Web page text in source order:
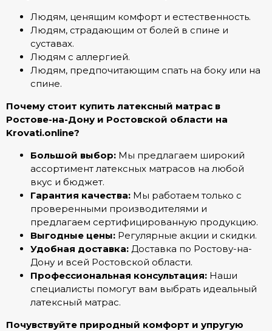
Людям, ценящим комфорт и естественность.
Людям, страдающим от болей в спине и
суставах.
Людям с аллергией.
Людям, предпочитающим спать на боку или на
спине.
Почему стоит купить латексный матрас в
Ростове-на-Дону и Ростовской области на
Krovati.online?
Большой выбор: Мы предлагаем широкий
ассортимент латексных матрасов на любой
вкус и бюджет.
Гарантия качества: Мы работаем только с
проверенными производителями и
предлагаем сертифицированную продукцию.
Выгодные цены: Регулярные акции и скидки.
Удобная доставка: Доставка по Ростову-на-
Дону и всей Ростовской области.
Профессиональная консультация: Наши
специалисты помогут вам выбрать идеальный
латексный матрас.
Почувствуйте природный комфорт и упругую